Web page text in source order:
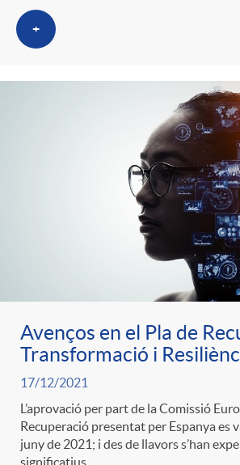
a
e
n
s
a
t
i
e
s
o
A
F
i
l
o
r
n
t
i
+
Avenços en el Pla de
Transformació i
17/12/2021
L’aprovació per part de la Comissió
Recuperació presentat per Espanya es
juny de 2021; i des de llavors s’han
significatius.